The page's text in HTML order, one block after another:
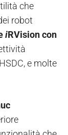
che
robot
iRVision con
e molte